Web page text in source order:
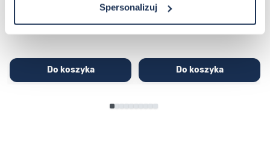
Spersonalizuj
Do koszyka
296,00 zł
Do koszyka